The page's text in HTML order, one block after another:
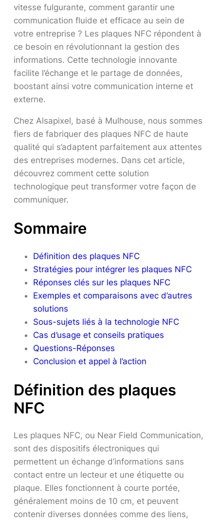
vitesse fulgurante, comment garantir une
communication fluide et efficace au sein de
votre entreprise ? Les plaques NFC répondent à
ce besoin en révolutionnant la gestion des
informations. Cette technologie innovante
facilite l’échange et le partage de données,
boostant ainsi votre communication interne et
externe.
Chez Alsapixel, basé à Mulhouse, nous sommes
fiers de fabriquer des plaques NFC de haute
qualité qui s’adaptent parfaitement aux attentes
des entreprises modernes. Dans cet article,
découvrez comment cette solution
technologique peut transformer votre façon de
communiquer.
Sommaire
Définition des plaques NFC
Stratégies pour intégrer les plaques NFC
Réponses clés sur les plaques NFC
Exemples et comparaisons avec d’autres
solutions
Sous-sujets liés à la technologie NFC
Cas d’usage et conseils pratiques
Questions-Réponses
Conclusion et appel à l’action
Définition des plaques
NFC
Les plaques NFC, ou Near Field Communication,
sont des dispositifs électroniques qui
permettent un échange d’informations sans
contact entre un lecteur et une étiquette ou
plaque. Elles fonctionnent à courte portée,
généralement moins de 10 cm, et peuvent
contenir diverses données comme des liens,